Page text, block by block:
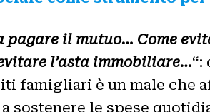
pagare il mutuo… Come
l’asta immobiliare…“:
famigliari è un male che
sostenere le spese